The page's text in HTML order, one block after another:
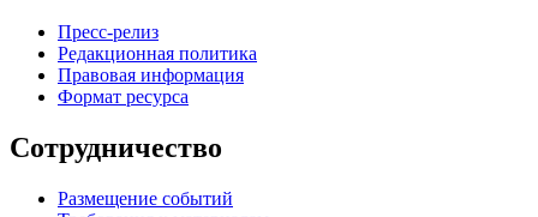
Пресс-релиз
Редакционная политика
Правовая информация
Формат ресурса
Сотрудничество
Размещение событий